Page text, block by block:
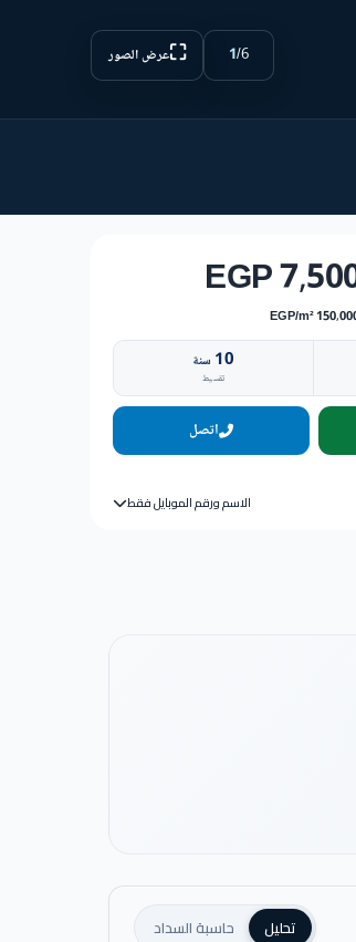
1/6
⛶عرض الصور
150,000 EGP/
10 سنة
تقسيط
اتصل
الاسم ورقم الموبايل فقط
تحليل حاسبة السداد